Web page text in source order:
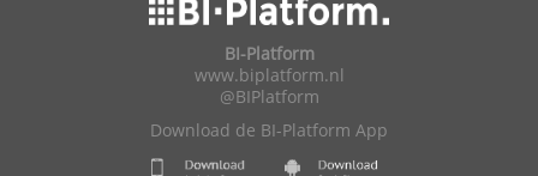
BI-Platform
www.biplatform.nl
@BIPlatform
Download de BI-Platform App